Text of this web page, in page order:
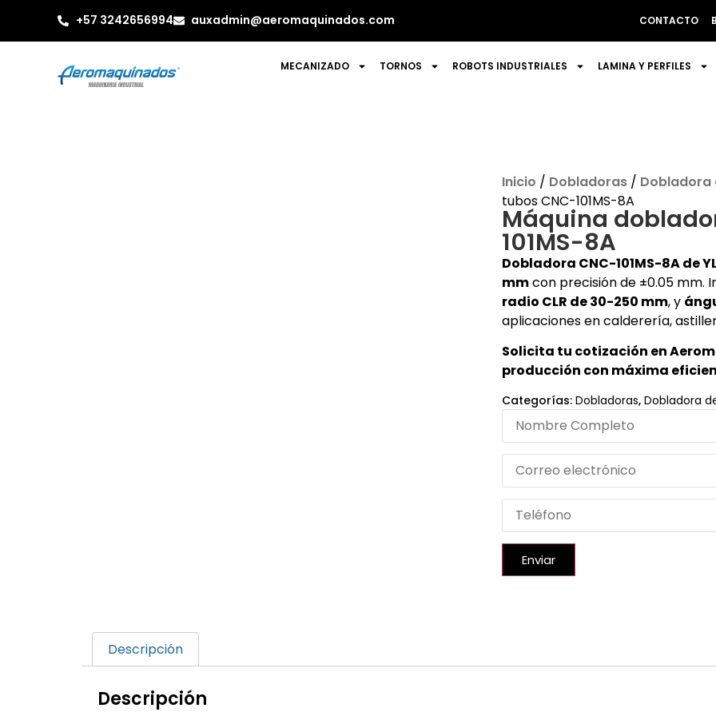
+57 3242656994 auxadmin@aeromaquinados.com CONTACTO
MECANIZADO TORNOS ROBOTS INDUSTRIALES LAMINA Y PERFILES
Inicio / Dobladoras/ Dobladora
tubos CNC-101MS-8A
Máquina
101MS-8A
Dobladora CNC-101MS-8A de
mmcon precisión de ±0.05 mm.
radio CLR de 30-250 mm, y
aplicaciones en calderería,
Solicita tu cotización en
producción con máxima
Categorías: Dobladoras, Dobladora
Enviar
Descripción
Descripción